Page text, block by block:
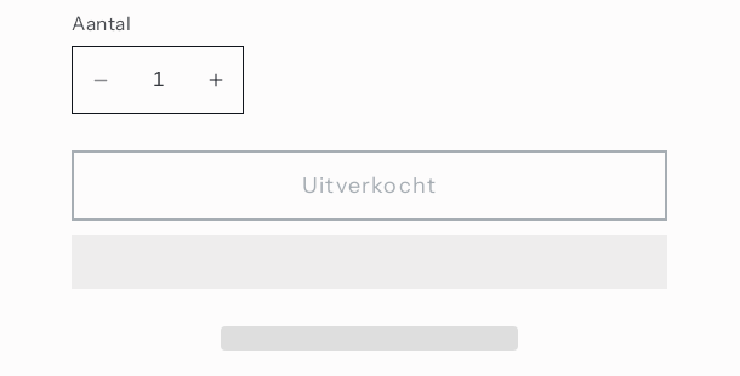
Aantal
Aantal
voor
kraal
Aantal
voor
kraal
Uitverkocht